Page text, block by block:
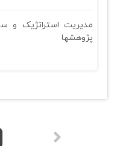
مدیریت استراتژیک و
پژوهشها